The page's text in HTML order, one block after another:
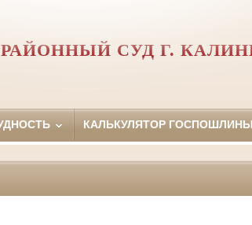
СУД Г.
КАЛЬКУЛЯТОР ГОСПОШЛИНЫ